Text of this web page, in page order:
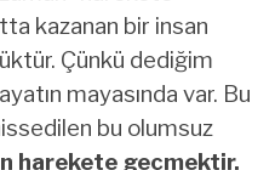
kazanan bir insan
Çünkü dediğim
mayasında var. Bu
bu olumsuz
harekete geçmektir.